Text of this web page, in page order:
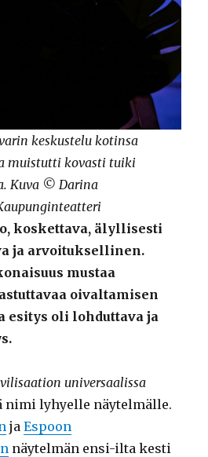
keskustelu kotinsa
muistutti kovasti tuiki
Kuva © Darina
koskettava, älyllisesti
ja arvoituksellinen.
mustaa
oivaltamisen
esitys oli lohduttava ja
universaalissa
nimi lyhyelle näytelmälle.
jaEspoon
näytelmän ensi-ilta kesti